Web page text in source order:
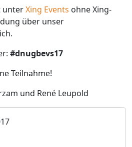
unterXing Events ohne Xing-
über unser
#dnugbevs17
Teilnahme!
und René Leupold